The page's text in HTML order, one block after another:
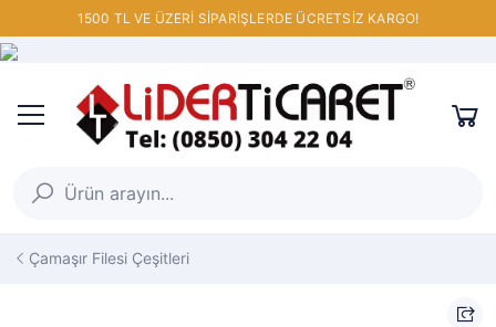
1500 TL VE ÜZERİ SİPARİŞLERDE ÜCRETSİZ KARGO!
Çamaşır Filesi Çeşitleri